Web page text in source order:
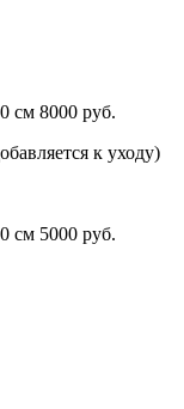
см 8000 руб.
к уходу)
см 5000 руб.